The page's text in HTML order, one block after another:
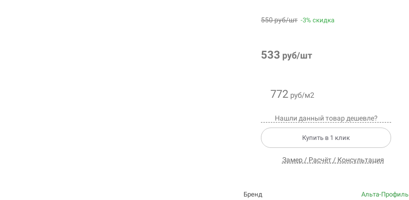
550 руб/шт -3% скидка
533 руб/шт
772 руб/м2
Нашли данный товар дешевле?
Купить в 1 клик
Замер / Расчёт / Консультация
Бренд Альта-Профиль